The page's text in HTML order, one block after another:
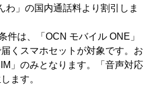
わ」の国内通話料より割引しま
は、「OCN モバイル ONE」
くスマホセットが対象です。お
」のみとなります。「音声対応
ます。